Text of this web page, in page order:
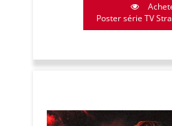
Poster série TV